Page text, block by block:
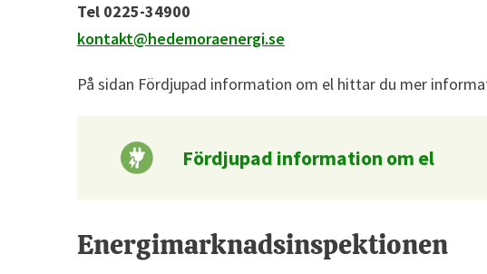
Tel 0225-34900
kontakt@hedemoraenergi.se
På sidan Fördjupad information om el hittar du mer
Fördjupad information om el
Energimarknadsinspektionen